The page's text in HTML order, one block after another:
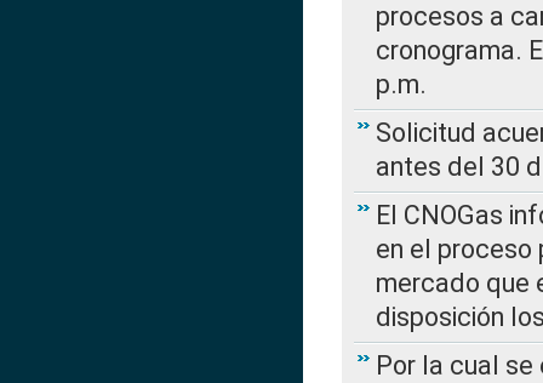
procesos a
cronograma.
p.m.
Solicitud
antes del 30
El CNOGas
en el
mercado que
disposición
Por la cual se